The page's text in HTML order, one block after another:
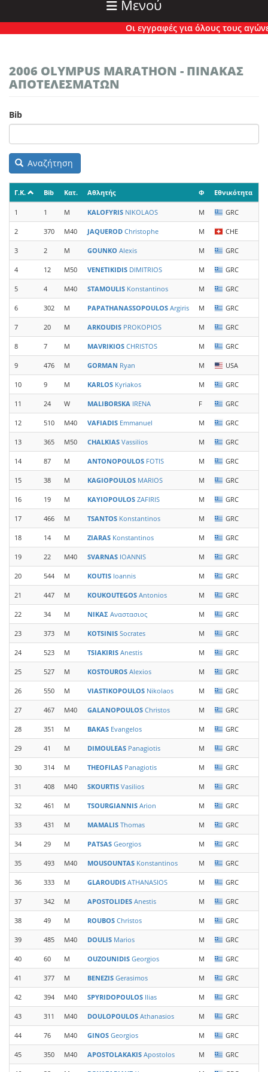
Μενού
Οι εγγραφές για όλους τους αγώνες
2006 OLYMPUS MARATHON - ΠΙΝΑΚΑΣ
ΑΠΟΤΕΛΕΣΜΑΤΩΝ
Bib
Αναζήτηση
Γ.Κ. Bib Κατ. Αθλητής Φ Εθνικότητα
1 1 M KALOFYRIS NIKOLAOS M GRC
2 370 M40 JAQUEROD Christophe M CHE
3 2 M GOUNKO Alexis M GRC
4 12 M50 VENETIKIDIS DIMITRIOS M GRC
5 4 M40 STAMOULIS Konstantinos M GRC
6 302 M PAPATHANASSOPOULOS Argiris M GRC
7 20 M ARKOUDIS PROKOPIOS M GRC
8 7 M MAVRIKIOS CHRISTOS M GRC
9 476 M GORMAN Ryan M USA
10 9 M KARLOS Kyriakos M GRC
11 24 W MALIBORSKA IRENA F GRC
12 510 M40 VAFIADIS Emmanuel M GRC
13 365 M50 CHALKIAS Vassilios M GRC
14 87 M ANTONOPOULOS FOTIS M GRC
15 38 M KAGIOPOULOS MARIOS M GRC
16 19 M KAYIOPOULOS ZAFIRIS M GRC
17 466 M TSANTOS Konstantinos M GRC
18 14 M ZIARAS Konstantinos M GRC
19 22 M40 SVARNAS IOANNIS M GRC
20 544 M KOUTIS Ioannis M GRC
21 447 M KOUKOUTEGOS Antonios M GRC
22 34 M ΝΙΚΑΣ Αναστασιος M GRC
23 373 M KOTSINIS Socrates M GRC
24 523 M TSIAKIRIS Anestis M GRC
25 527 M KOSTOUROS Alexios M GRC
26 550 M VIASTIKOPOULOS Nikolaos M GRC
27 467 M40 GALANOPOULOS Christos M GRC
28 351 M BAKAS Evangelos M GRC
29 41 M DIMOULEAS Panagiotis M GRC
30 314 M THEOFILAS Panagiotis M GRC
31 408 M40 SKOURTIS Vasilios M GRC
32 461 M TSOURGIANNIS Arion M GRC
33 431 M MAMALIS Thomas M GRC
34 29 M PATSAS Georgios M GRC
35 493 M40 MOUSOUNTAS Konstantinos M GRC
36 333 M GLAROUDIS ATHANASIOS M GRC
37 342 M APOSTOLIDES Anestis M GRC
38 49 M ROUBOS Christos M GRC
39 485 M40 DOULIS Marios M GRC
40 60 M OUZOUNIDIS Georgios M GRC
41 377 M BENEZIS Gerasimos M GRC
42 394 M40 SPYRIDOPOULOS Ilias M GRC
43 311 M40 DOULOPOULOS Athanasios M GRC
44 76 M40 GINOS Georgios M GRC
45 350 M40 APOSTOLAKAKIS Apostolos M GRC